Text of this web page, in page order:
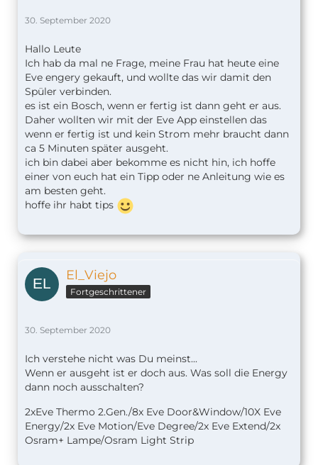
30. September 2020
Hallo Leute
Ich hab da mal ne Frage, meine Frau hat heute eine
Eve engery gekauft, und wollte das wir damit den
Spüler verbinden.
es ist ein Bosch, wenn er fertig ist dann geht er aus.
Daher wollten wir mit der Eve App einstellen das
wenn er fertig ist und kein Strom mehr braucht dann
ca 5 Minuten später ausgeht.
ich bin dabei aber bekomme es nicht hin, ich hoffe
einer von euch hat ein Tipp oder ne Anleitung wie es
am besten geht.
hoffe ihr habt tips
El_Viejo
Fortgeschrittener
30. September 2020
Ich verstehe nicht was Du meinst...
Wenn er ausgeht ist er doch aus. Was soll die Energy
dann noch ausschalten?
2xEve Thermo 2.Gen./8x Eve Door&Window/10X Eve
Energy/2x Eve Motion/Eve Degree/2x Eve Extend/2x
Osram+ Lampe/Osram Light Strip